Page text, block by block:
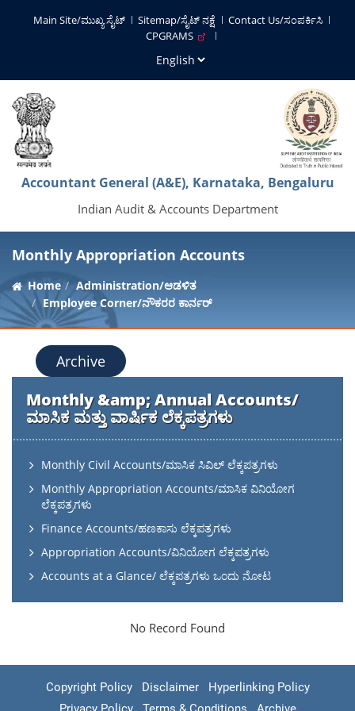
Main Site/ಮುಖ್ಯ ಸೈಟ್ Sitemap/ಸೈಟ್ ನಕ್ಷೆ
Contact Us/ಸಂಪರ್ಕಿಸಿ
CPGRAMS
Accountant General (A&E), Karnataka, Bengaluru
Indian Audit & Accounts Department
Monthly Appropriation Accounts
Home
Administration/ಆಡಳಿತ
Employee Corner/ನೌಕರರ ಕಾರ್ನರ್
Archive
Monthly &amp; Annual Accounts/
ಮಾಸಿಕ ಮತ್ತು ವಾರ್ಷಿಕ ಲೆಕ್ಕಪತ್ರಗಳು
Monthly Civil Accounts/ಮಾಸಿಕ ಸಿವಿಲ್ ಲೆಕ್ಕಪತ್ರಗಳು
Monthly Appropriation Accounts/ಮಾಸಿಕ ವಿನಿಯೋಗ
ಲೆಕ್ಕಪತ್ರಗಳು
Finance Accounts/ಹಣಕಾಸು ಲೆಕ್ಕಪತ್ರಗಳು
Appropriation Accounts/ವಿನಿಯೋಗ ಲೆಕ್ಕಪತ್ರಗಳು
Accounts at a Glance/ ಲೆಕ್ಕಪತ್ರಗಳು ಒಂದು ನೋಟ
No Record Found
Copyright Policy Disclaimer
Hyperlinking Policy